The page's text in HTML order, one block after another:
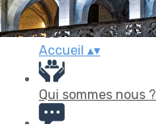
Accueil ▴▾
Qui sommes nous ?